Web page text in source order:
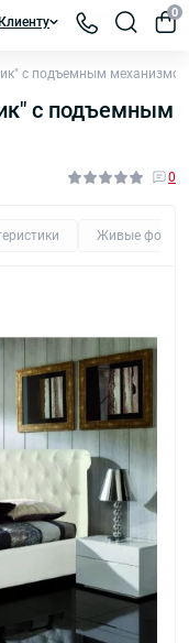
Клиенту
0
с подъемным
с подъемным
0
Живые фото